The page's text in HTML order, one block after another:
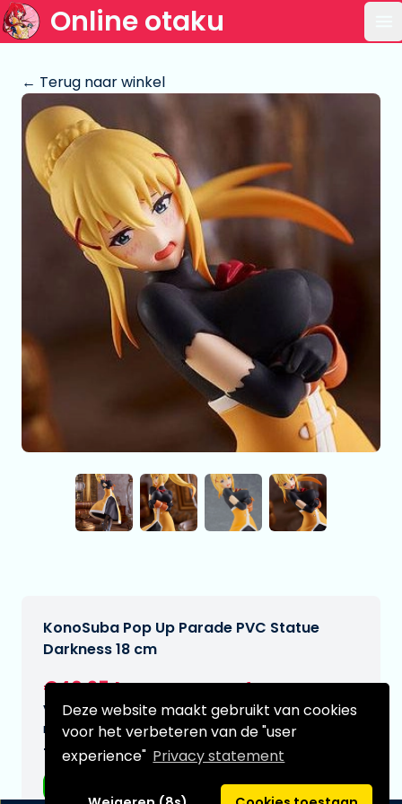
Deze website maakt gebruikt van cookies
voor het verbeteren van de "user
experience" Privacy statement
Online otaku
← Terug naar winkel
KonoSuba Pop Up Parade PVC Statue
Darkness 18 cm
€40,95
Verwachtte leverdatum:
n.v.t.
Type: